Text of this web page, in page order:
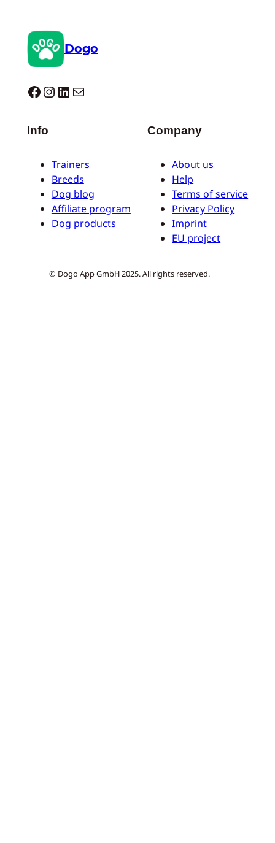
Dogo
Dogo facebook InstagramLinkedIn E-Mail
Info
Trainers
Breeds
Dog blog
Affiliate program
Dog products
Company
About us
Help
Terms of service
Privacy Policy
Imprint
EU project
© Dogo App GmbH 2025. All rights reserved.